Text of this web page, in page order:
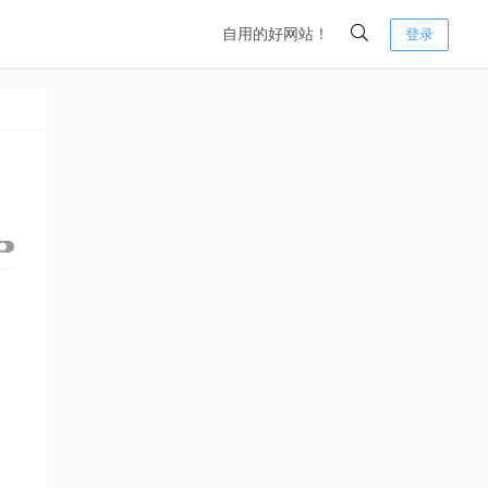
自用的好网站！ 登录